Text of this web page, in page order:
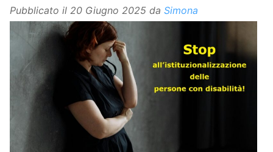
Pubblicato il 20 Giugno 2025 da Simona